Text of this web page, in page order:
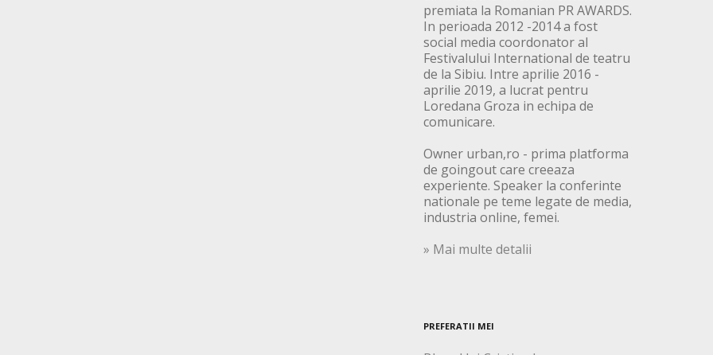
premiata la Romanian PR AWARDS.
In perioada 2012 -2014 a fost
social media coordonator al
Festivalului International de teatru
de la Sibiu. Intre aprilie 2016 -
aprilie 2019, a lucrat pentru
Loredana Groza in echipa de
comunicare.
Owner urban,ro - prima platforma
de goingout care creeaza
experiente. Speaker la conferinte
nationale pe teme legate de media,
industria online, femei.
» Mai multe detalii
PREFERATII MEI